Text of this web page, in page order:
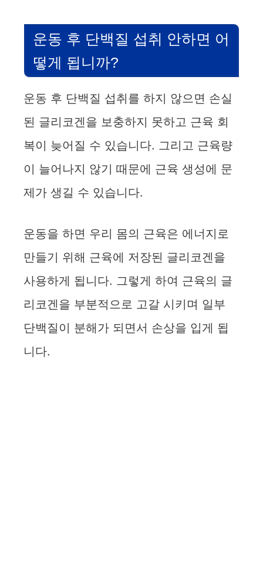
V
d
e
o
운동 후 단백질 섭취 안하면 어
떻게 됩니까?
운동 후 단백질 섭취를 하지 않으면 손실
된 글리코겐을 보충하지 못하고 근육 회
복이 늦어질 수 있습니다. 그리고 근육량
이 늘어나지 않기 때문에 근육 생성에 문
제가 생길 수 있습니다.
운동을 하면 우리 몸의 근육은 에너지로
만들기 위해 근육에 저장된 글리코겐을
사용하게 됩니다. 그렇게 하여 근육의 글
리코겐을 부분적으로 고갈 시키며 일부
단백질이 분해가 되면서 손상을 입게 됩
니다.